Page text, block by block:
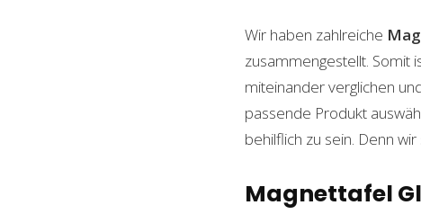
Wir haben zahlreiche
zusammengestellt. Somit
miteinander verglichen
passende Produkt
behilflich zu sein. Denn
Magnettafel